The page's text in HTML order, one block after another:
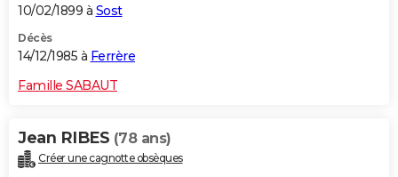
10/02/1899 à Sost
Décès
14/12/1985 à Ferrère
Famille SABAUT
Jean RIBES (78 ans)
Créer une cagnotte obsèques